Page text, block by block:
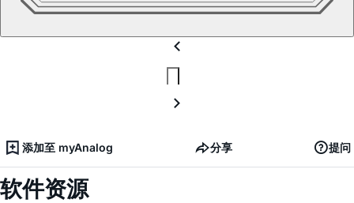
添加至 myAnalog 分享 提问
软件资源